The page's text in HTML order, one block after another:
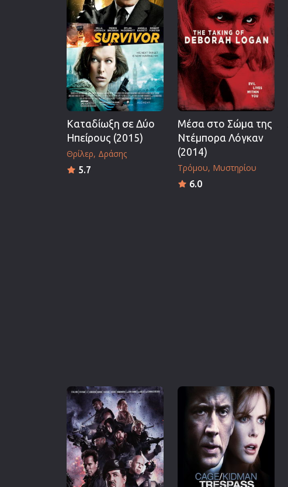
Καταδίωξη σε Δύο
Ηπείρους (2015)
Θρίλερ Δράσης
5.7
Μέσα στο Σώμα της
Ντέμπορα Λόγκαν
(2014)
Τρόμου Μυστηρίου
6.0